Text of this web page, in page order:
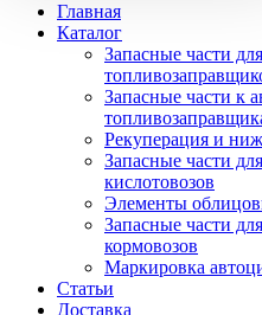
Главная
Каталог
Запасные части
Запасные части к
Рекуперация и
Запасные части
кислотовозов
Элементы
Запасные части
кормовозов
Маркировка
Статьи
Доставка